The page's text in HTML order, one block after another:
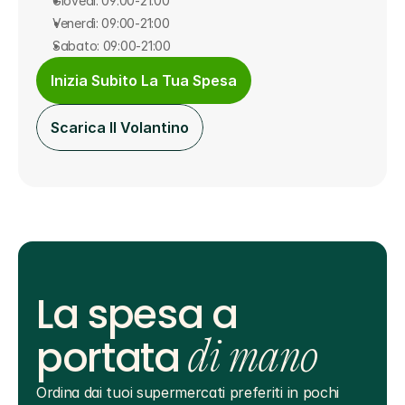
Venerdì: 09:00-21:00
Sabato: 09:00-21:00
Inizia Subito La Tua Spesa
Scarica Il Volantino
La spesa a
portatadi mano
Ordina dai tuoi supermercati preferiti in pochi